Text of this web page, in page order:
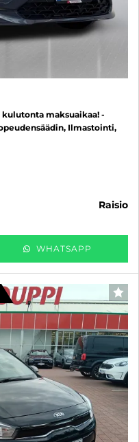
kulutonta maksuaikaa! -
Ilmastointi,
raisio
WHATSAPP